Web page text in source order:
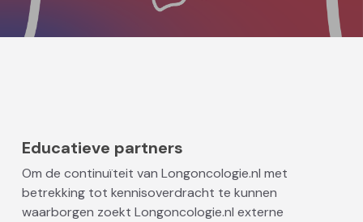
Educatieve partners
Om de continuïteit van Longoncologie.nl met
betrekking tot kennisoverdracht te kunnen
waarborgen zoekt Longoncologie.nl externe